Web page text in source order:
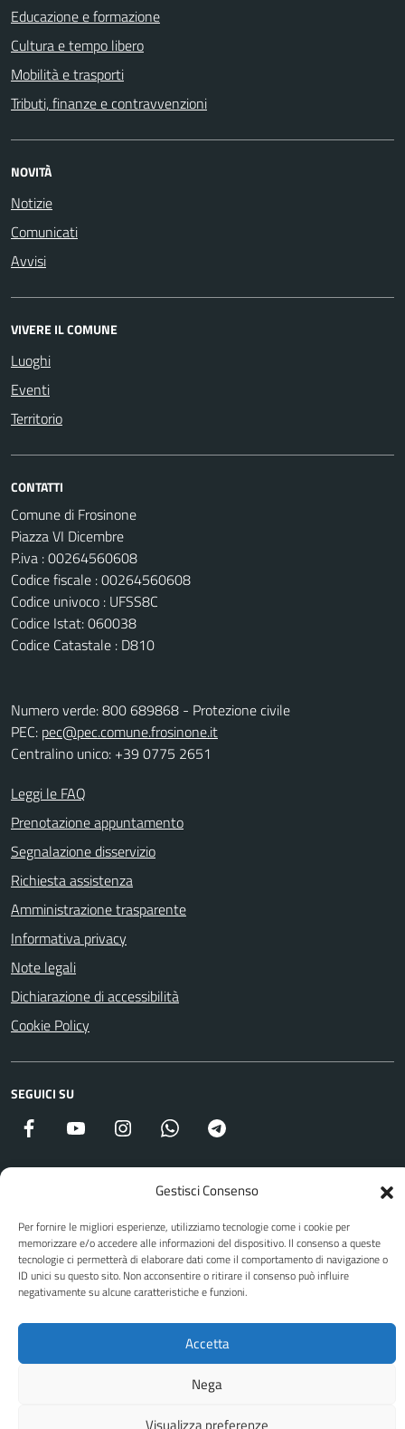
Gestisci Consenso
Per fornire le migliori esperienze, utilizziamo tecnologie come i cookie per
memorizzare e/o accedere alle informazioni del dispositivo. Il consenso a queste
tecnologie ci permetterà di elaborare dati come il comportamento di navigazione o
ID unici su questo sito. Non acconsentire o ritirare il consenso può influire
negativamente su alcune caratteristiche e funzioni.
Accetta
Nega
Visualizza preferenze
Educazione e formazione
Cultura e tempo libero
Mobilità e trasporti
Tributi, finanze e contravvenzioni
NOVITÀ
Notizie
Comunicati
Avvisi
VIVERE IL COMUNE
Luoghi
Eventi
Territorio
CONTATTI
Comune di Frosinone
Piazza VI Dicembre
P.iva : 00264560608
Codice fiscale : 00264560608
Codice univoco : UFSS8C
Codice Istat: 060038
Codice Catastale : D810
Numero verde: 800 689868 - Protezione civile
PEC: pec@pec.comune.frosinone.it
Centralino unico: +39 0775 2651
Leggi le FAQ
Prenotazione appuntamento
Segnalazione disservizio
Richiesta assistenza
Amministrazione trasparente
Informativa privacy
Note legali
Dichiarazione di accessibilità
Cookie Policy
SEGUICI SU
Facebook YouTube Instagram WhatsApp
Attuazione Misure PNRR
Piano di miglioramento del sito
Sito web a cura di Yes I Code